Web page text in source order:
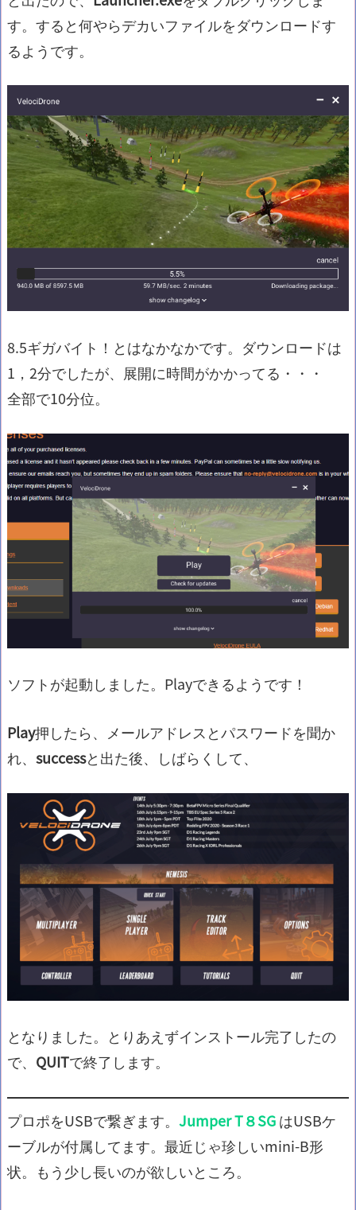
す。すると何やらデカいファイルをダウンロードす
るようです。
8.5ギガバイト！とはなかなかです。ダウンロードは
1，2分でしたが、展開に時間がかかってる・・・
全部で10分位。
ソフトが起動しました。Playできるようです！
Play押したら、メールアドレスとパスワードを聞か
れ、 successと出た後、しばらくして、
となりました。とりあえずインストール完了したの
で、 QUITで終了します。
プロポをUSBで繋ぎます。 Jumper T８SGはUSBケ
ーブルが付属してます。最近じゃ珍しいmini-B形
状。もう少し長いのが欲しいところ。